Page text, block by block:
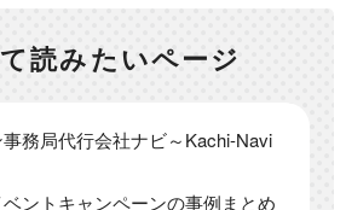
読みたいページ
務局代行会社ナビ～Kachi-Navi
ントキャンペーンの事例まとめ